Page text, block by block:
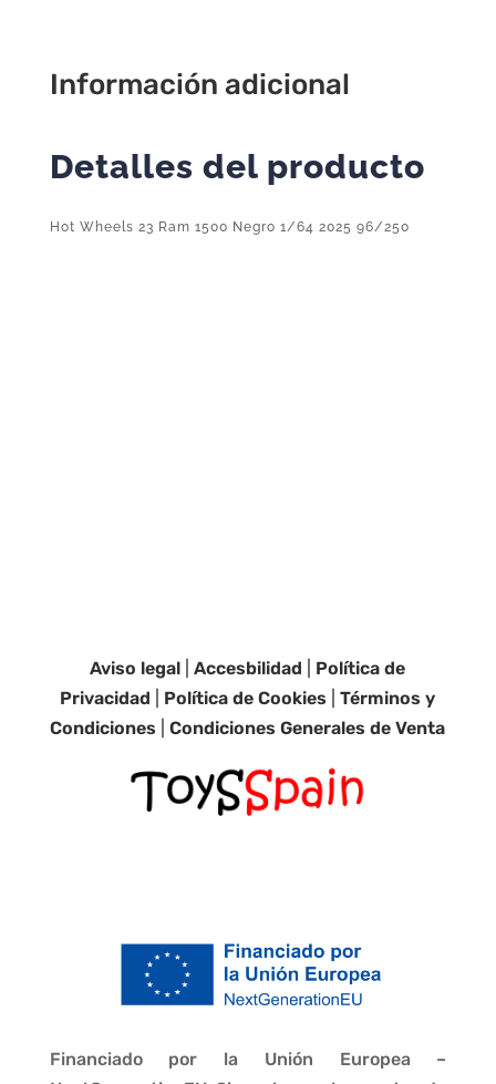
cantidad
Información adicional
Detalles del producto
Hot Wheels 23 Ram 1500 Negro 1/64 2025 96/250
Aviso legal |Accesbilidad
Política de
Privacidad
Política de Cookies |Términos y
Condiciones |Condiciones Generales de Venta
Financiado por la Unión Europea –